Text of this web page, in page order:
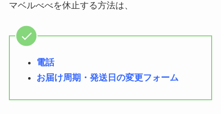
マベルべべを休止する方法は、
電話
お届け周期・発送日の変更フォーム